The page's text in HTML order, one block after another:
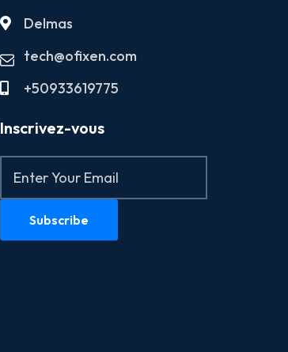
Delmas
tech@ofixen.com
+50933619775
Inscrivez-vous